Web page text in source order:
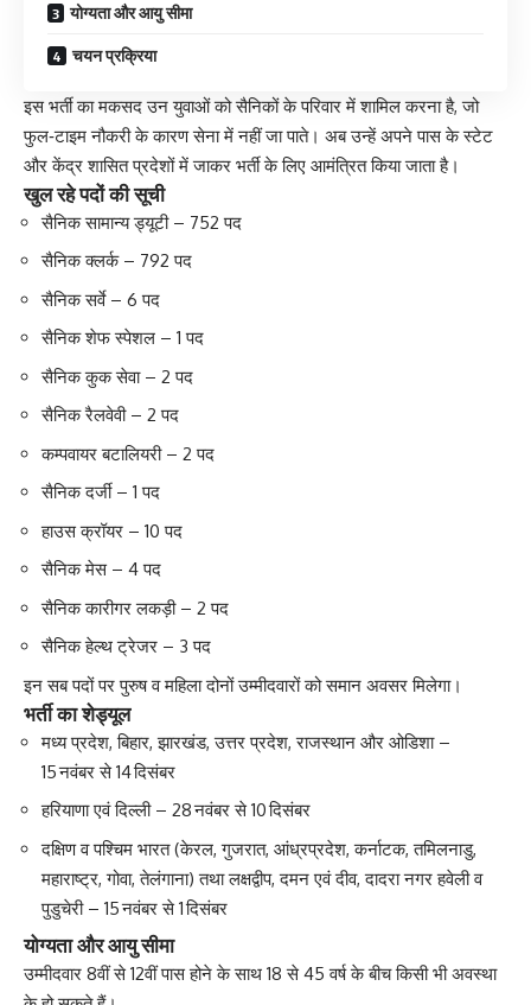
योग्यता और आयु सीमा
चयन प्रक्रिया
इस भर्ती का मकसद उन युवाओं को सैनिकों के परिवार में शामिल करना है, जो
फुल‑टाइम नौकरी के कारण सेना में नहीं जा पाते। अब उन्हें अपने पास के स्टेट
और केंद्र शासित प्रदेशों में जाकर भर्ती के लिए आमंत्रित किया जाता है।
खुल रहे पदों की सूची
सैनिक सामान्य ड्यूटी – 752 पद
सैनिक क्लर्क – 792 पद
सैनिक सर्वे – 6 पद
सैनिक शेफ स्पेशल – 1 पद
सैनिक कुक सेवा – 2 पद
सैनिक रैलवेवी – 2 पद
कम्पवायर बटालियरी – 2 पद
सैनिक दर्जी – 1 पद
हाउस क्रॉयर – 10 पद
सैनिक मेस – 4 पद
सैनिक कारीगर लकड़ी – 2 पद
सैनिक हेल्थ ट्रेजर – 3 पद
इन सब पदों पर पुरुष व महिला दोनों उम्मीदवारों को समान अवसर मिलेगा।
भर्ती का शेड्यूल
मध्य प्रदेश, बिहार, झारखंड, उत्तर प्रदेश, राजस्थान और ओडिशा –
15 नवंबर से 14 दिसंबर
हरियाणा एवं दिल्ली – 28 नवंबर से 10 दिसंबर
दक्षिण व पश्चिम भारत (केरल, गुजरात, आंध्रप्रदेश, कर्नाटक, तमिलनाडु,
महाराष्ट्र, गोवा, तेलंगाना) तथा लक्षद्वीप, दमन एवं दीव, दादरा नगर हवेली व
पुडुचेरी – 15 नवंबर से 1 दिसंबर
योग्यता और आयु सीमा
उम्मीदवार 8वीं से 12वीं पास होने के साथ 18 से 45 वर्ष के बीच किसी भी अवस्था